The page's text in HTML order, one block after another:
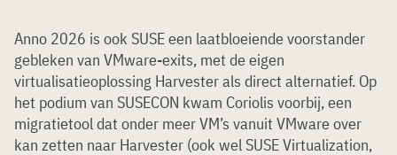
Anno 2026 is ook SUSE een laatbloeiende voorstander
gebleken van VMware-exits, met de eigen
virtualisatieoplossing Harvester als direct alternatief. Op
het podium van SUSECON kwam Coriolis voorbij, een
migratietool dat onder meer VM’s vanuit VMware over
kan zetten naar Harvester (ook wel SUSE Virtualization,